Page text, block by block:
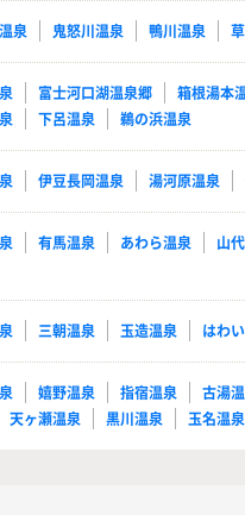
泉 鬼怒川温泉 鴨川温泉
富士河口湖温泉郷 箱根湯本
下呂温泉 鵜の浜温泉
伊豆長岡温泉 湯河原温泉
有馬温泉 あわら温泉 山
三朝温泉 玉造温泉 はわ
嬉野温泉 指宿温泉 古湯
天ヶ瀬温泉 黒川温泉 玉名温泉